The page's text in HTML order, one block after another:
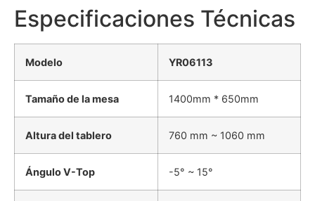
Especificaciones Técnicas
Modelo YR06113
Tamaño de la mesa 1400mm * 650mm
Altura del tablero 760 mm ~ 1060 mm
Ángulo V-Top -5° ~ 15°